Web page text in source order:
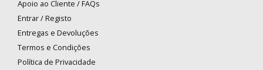
Apoio ao Cliente / FAQs
Entrar / Registo
Entregas e Devoluções
Termos e Condições
Política de Privacidade